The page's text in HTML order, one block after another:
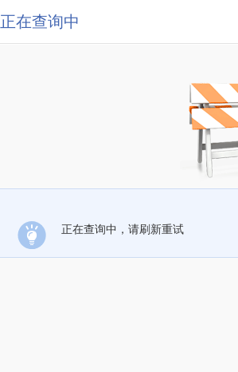
正在查询中
正在查询中，请刷新重试